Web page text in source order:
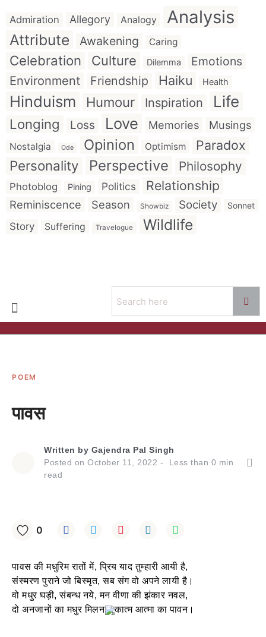
Admiration Allegory Analogy Analysis
Attribute Awakening Caring
Celebration Culture Dilemma
Emotions
Environment
Friendship Haiku Health
Hinduism Humour Inspiration Life
Longing Loss Love Memories Musings
Nostalgia Ode Opinion Optimism Paradox
Personality Perspective Philosophy
Photoblog Pining Politics Relationship
Reminiscence Season Showbiz Society Sonnet
Story Suffering Travelogue Wildlife
POEM
पावस
Written by Gajendra Pal Singh
Posted on October 11, 2022 Less than 0 min
read
0
पावस की मधुरिम रातों में, प्रिय याद तुम्हारी आयी है,
संस्मरण पुराने जो बिस्मृत, सब संग वो अपने लायी है।
वो मधुर घड़ी, संबन्ध नये, मन वीणा की झंकार नवल,
दो अनजानों का मधुर मिलन, एकात्म आत्मा का पावन।